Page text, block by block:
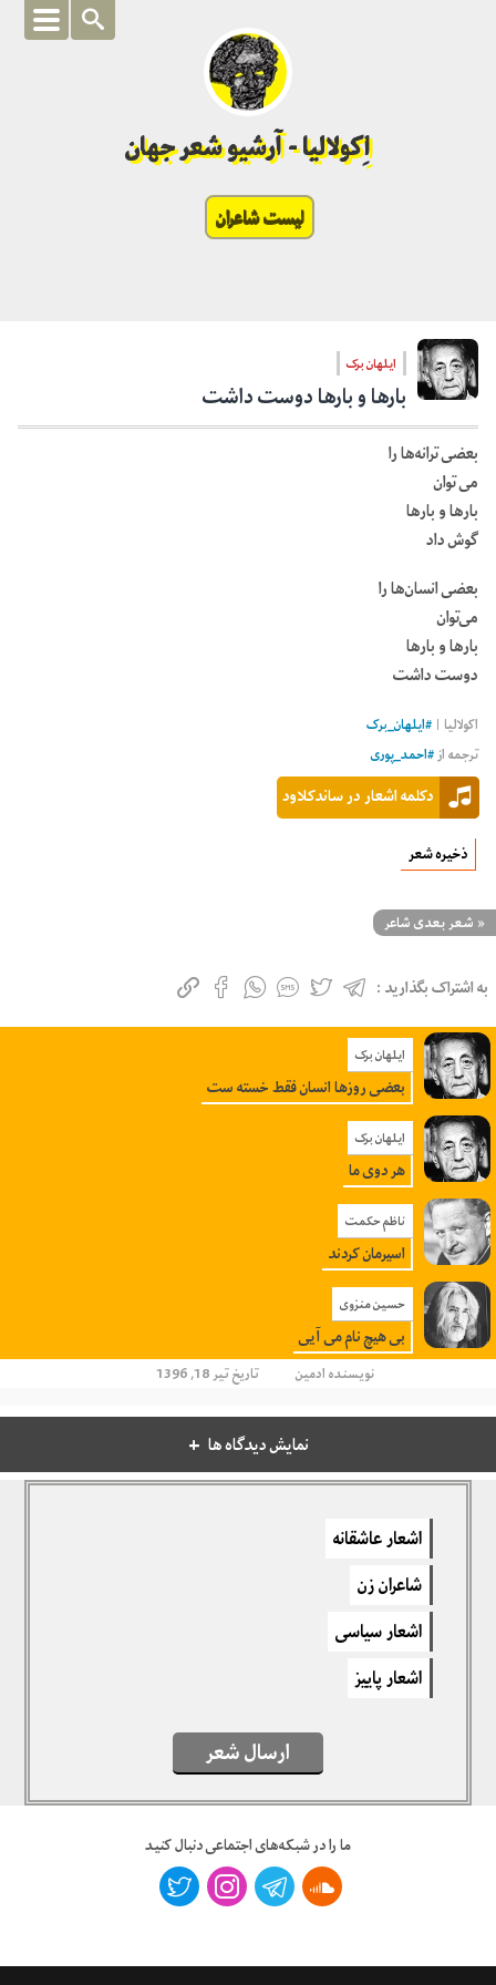
اِکولالیا - آرشیو شعر جهان
لیست شاعران
ایلهان برک
بارها و بارها دوست داشت
بعضی ترانه‌ها را
می توان
بارها و بارها
گوش داد
بعضی انسان‌ها را
می‌توان
بارها و بارها
دوست داشت
اکولالیا | #ایلهان_برک
ترجمه از#احمد_پوری
دکلمه اشعار در ساندکلاود
ذخیره شعر
« شعر بعدی شاعر
به اشتراک بگذارید :
ایلهان برک
بعضی روزها انسان فقط خسته ست
ایلهان برک
هر دوی ما
ناظم حکمت
اسیرمان کردند
حسین منزوی
بی هیچ نام می آیی
نویسندهادمین تاریخ تیر 18, 1396
نمایش دیدگاه ها
دیدگاهتان را بنویسید
برای نوشتن دیدگاه باید
اشعار عاشقانه
شاعران زن
اشعار سیاسی
اشعار پاییز
ارسال شعر
ما را در شبکه‌های اجتماعی دنبال کنید